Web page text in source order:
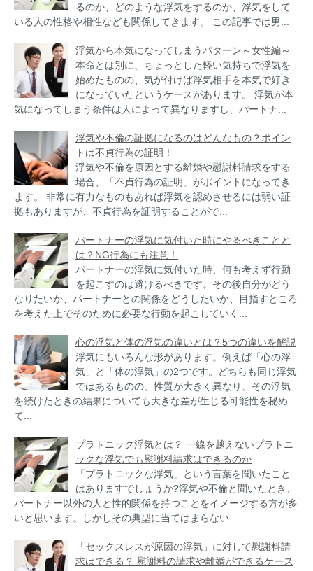
るのか、どのような浮気をするのか、浮気をして
いる人の性格や相性なども関係してきます。 この記事では男...
浮気から本気になってしまうパターン～女性編～
本命とは別に、ちょっとした軽い気持ちで浮気を
始めたものの、気が付けば浮気相手を本気で好き
になっていたというケースがあります。 浮気が本
気になってしまう条件は人によって異なりますし、パートナ...
浮気や不倫の証拠になるのはどんなもの？ポイン
トは不貞行為の証明！
浮気や不倫を原因とする離婚や慰謝料請求をする
場合、「不貞行為の証明」がポイントになってき
ます。 非常に有力なものもあれば浮気を認めさせるには弱い証
拠もありますが、不貞行為を証明することがで...
パートナーの浮気に気付いた時にやるべきことと
は？NG行為にも注意！
パートナーの浮気に気付いた時、何も考えず行動
を起こすのは避けるべきです。その後自分がどう
なりたいか、パートナーとの関係をどうしたいか、目指すところ
を考えた上でそのために必要な行動を起こしていく...
心の浮気と体の浮気の違いとは？5つの違いを解説
浮気にもいろんな形があります。例えば「心の浮
気」と「体の浮気」の2つです。どちらも同じ浮気
ではあるものの、性質が大きく異なり、その浮気
を続けたときの結果についても大きな差が生じる可能性を秘め
て...
プラトニック浮気とは？ 一線を越えないプラトニ
ックな浮気でも慰謝料請求はできるのか
「プラトニックな浮気」という言葉を聞いたこと
はありますでしょうか?浮気や不倫と聞いたとき、
パートナー以外の人と性的関係を持つことをイメージする方が多
いと思います。しかしその典型に当てはまらない...
「セックスレスが原因の浮気」に対して慰謝料請
求はできる？ 慰謝料の請求や離婚ができるケース